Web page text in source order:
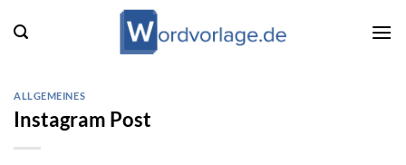
Inhalt
ALLGEMEINES
Instagram Post